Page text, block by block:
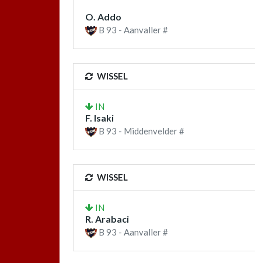
O. Addo
B 93 - Aanvaller #
WISSEL
IN
F. Isaki
B 93 - Middenvelder #
WISSEL
IN
R. Arabaci
B 93 - Aanvaller #